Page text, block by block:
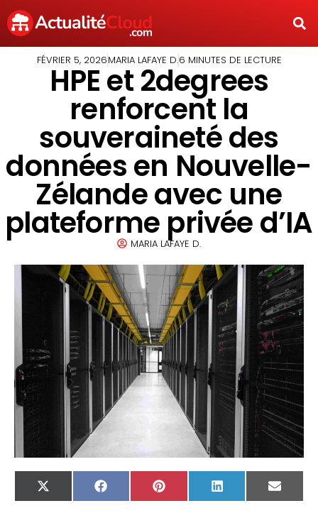
FÉVRIER 5, 2026MARIA LAFAYE D.6 MINUTES DE LECTURE
HPE et 2degrees
renforcent la
souveraineté des
données en Nouvelle-
Zélande avec une
plateforme privée d’IA
MARIA LAFAYE D.
X
(Twitter)
FacebookPinterest LinkedIn
Email